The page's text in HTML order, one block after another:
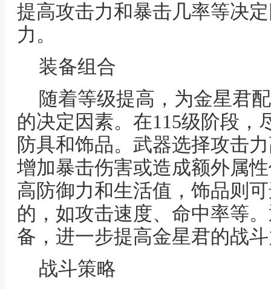
提高攻击力和暴击几率等决
力。
装备组合
随着等级提高，为金星君
的决定因素。在115级阶段，
防具和饰品。武器选择攻击
增加暴击伤害或造成额外属
高防御力和生活值，饰品则
的，如攻击速度、命中率等
备，进一步提高金星君的战
战斗策略